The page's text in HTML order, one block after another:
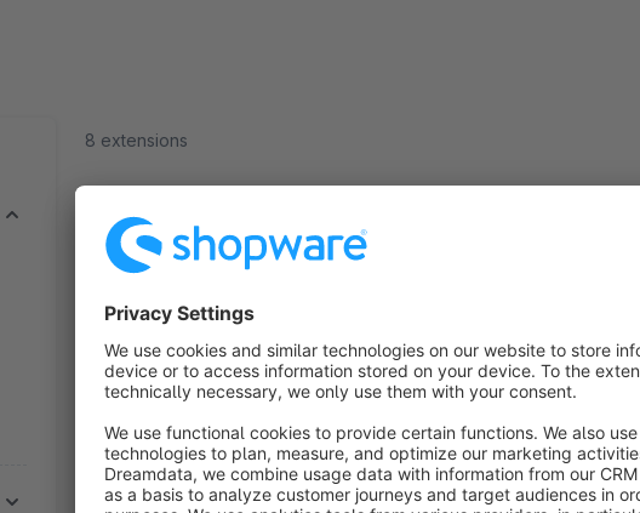
8 extensions
Varianten als Tabelle auf der Detailseite +
Schnellkauf
4.8
By Inter Medien Networks GmbH - Das Plugin
ermöglicht die Darstellung der Varianten in den
Artikeldetails übersichtlich als Tabelle
from €16.66*/month
SW5